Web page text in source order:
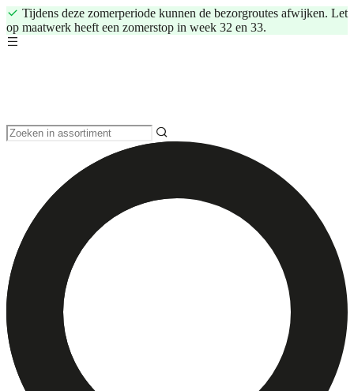
Tijdens deze zomerperiode kunnen de bezorgroutes afwijken. Let
op maatwerk heeft een zomerstop in week 32 en 33.